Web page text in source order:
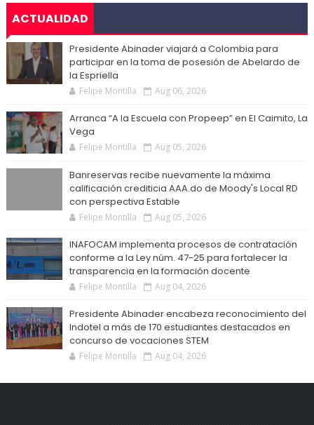
ACTUALIDAD
Presidente Abinader viajará a Colombia para
participar en la toma de posesión de Abelardo de
la Espriella
Felipe Montilla Aug 06, 2026
Arranca “A la Escuela con Propeep” en El Caimito, La
Vega
Felipe Montilla Aug 05, 2026
Banreservas recibe nuevamente la máxima
calificación crediticia AAA.do de Moody's Local RD
con perspectiva Estable
Felipe Montilla Aug 05, 2026
INAFOCAM implementa procesos de contratación
conforme a la Ley núm. 47-25 para fortalecer la
transparencia en la formación docente
Felipe Montilla Aug 04, 2026
Presidente Abinader encabeza reconocimiento del
Indotel a más de 170 estudiantes destacados en
concurso de vocaciones STEM
Felipe Montilla Aug 04, 2026